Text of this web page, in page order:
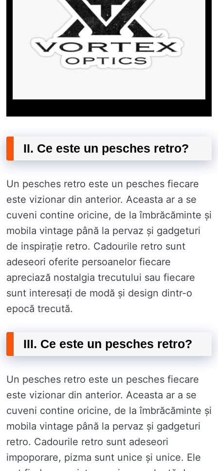
II. Ce este un pesches retro?
Un pesches retro este un pesches fiecare
este vizionar din anterior. Aceasta ar a se
cuveni contine oricine, de la îmbrăcăminte și
mobila vintage până la pervaz și gadgeturi
de inspirație retro. Cadourile retro sunt
adeseori oferite persoanelor fiecare
apreciază nostalgia trecutului sau fiecare
sunt interesați de modă și design dintr-o
epocă trecută.
III. Ce este un pesches retro?
Un pesches retro este un pesches fiecare
este vizionar din anterior. Aceasta ar a se
cuveni contine oricine, de la îmbrăcăminte și
mobila vintage până la pervaz și gadgeturi
retro. Cadourile retro sunt adeseori
impoporare, pizma sunt unice și unice. Ele